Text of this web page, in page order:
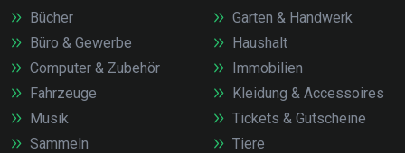
Bücher
Büro & Gewerbe
Computer & Zubehör
Fahrzeuge
Garten & Handwerk
Haushalt
Immobilien
Kleidung & Accessoires
Musik
Sammeln
Tickets & Gutscheine
Tiere